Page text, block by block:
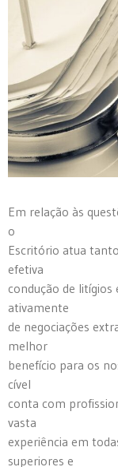
Em relação às
o
Escritório atua
efetiva
condução de
ativamente
de negociações
melhor
benefício para os
cível
conta com
vasta
experiência em
superiores e